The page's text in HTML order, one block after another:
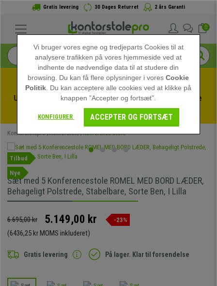
Gratis levering 30 Dages Returret 2 års Garanti
0
Udnyt sommerudsalget hos kontorstolepro! Eksklusive
rabatter i en begrænset periode - Se tilbuddet
Kontorstolepro Kontorstole Konference Stole
Tilbud
Nye
Sæt med 5 Konferencestole ROMEL MED BORD LÆDER,
Behageligt Polstrede, Stabelbare, Sorte Ben, I Lilla
6.695,00 kr 5.149,00 kr -23%
(6436,25 kr MOMS inkluderet)
Gratis levering På lager. Klar til forsendelse
Vi bruger vores egne og tredjeparts Cookies til at
analysere trafikken på vores hjemmeside ved at
indhente de nødvendige data til at studere din
browsing. Du kan få flere oplysninger i voresCookie
Politik . Du kan acceptere alle cookies ved at klikke på
knappen ”Accepter og fortsæt”.
KONFIGURER ACCEPTER OG FORTSÆT